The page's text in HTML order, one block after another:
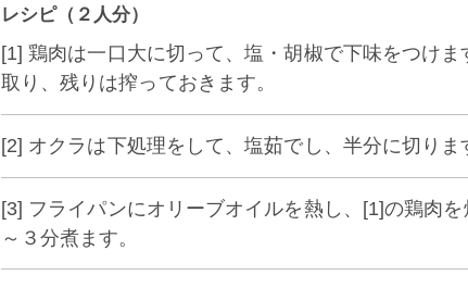
レシピ（２人分）
[1] 鶏肉は一口大に切って、塩・胡椒で下味をつけ
取り、残りは搾っておきます。
[2] オクラは下処理をして、塩茹でし、半分に切りま
[3] フライパンにオリーブオイルを熱し、[1]の鶏肉
～３分煮ます。